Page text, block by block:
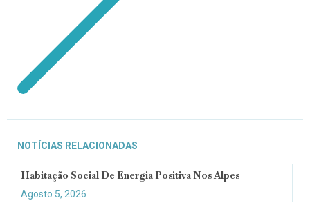
NOTÍCIAS RELACIONADAS
Habitação Social De Energia Positiva Nos Alpes
Agosto 5, 2026